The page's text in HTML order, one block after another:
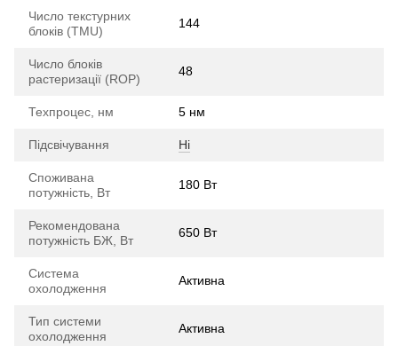
Число текстурних
блоків (TMU)
144
Число блоків
растеризації (ROP)
48
Техпроцес, нм 5 нм
Підсвічування Ні
Споживана
потужність, Вт
180 Вт
Рекомендована
потужність БЖ, Вт
650 Вт
Система
охолодження
Активна
Тип системи
охолодження
Активна